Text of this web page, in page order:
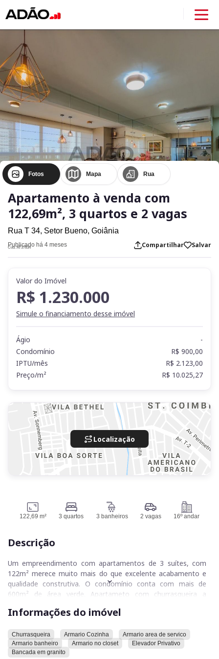
Fotos Mapa Rua
Apartamento à venda com
122,69m², 3 quartos e 2 vagas
Rua T 34, Setor Bueno, Goiânia
Publicado há 4 meses
Cod. AT37834 Compartilhar Salvar
Valor do Imóvel
R$ 1.230.000
Simule o financiamento desse imóvel
Ágio
-
Condomínio
R$ 900,00
IPTU/mês
R$ 2.123,00
Preço/m²
R$ 10.025,27
Localização
122,69 m² 3 quartos 3 banheiros 2 vagas 16º andar
Descrição
Um empreendimento com apartamentos de 3 suítes, com
122m² merece muito mais do que excelente acabamento e
qualidade construtiva. O condomínio conta com mais de
600m² de área verde. Apartameto com churrasqueira a
está localizado no coração doSetor Bueno
comodidade para os moradores. O empreendimento está
localizado próximo a supermercados, farmácias,
restaurantes, academias, além de estar a menos de 3
Informações do imóvel
Churrasqueira Armario Cozinha
Armario area de servico
Armario banheiro
Armario no closet
Elevador Privativo
Bancada em granito